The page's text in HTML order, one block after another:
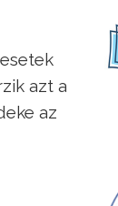
azt a
az